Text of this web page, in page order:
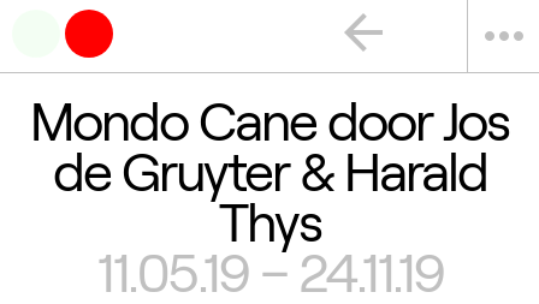
more_horiz
arrow_back
Mondo Cane door Jos
de Gruyter & Harald
Thys
11.05.19 – 24.11.19